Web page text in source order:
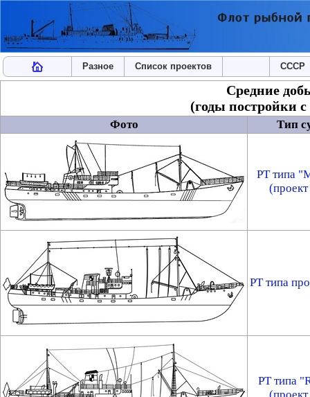
Разное Список проектов СССР
Средние
(годы постройки
Фото Тип
РТ типа
РТ типа
РТ типа